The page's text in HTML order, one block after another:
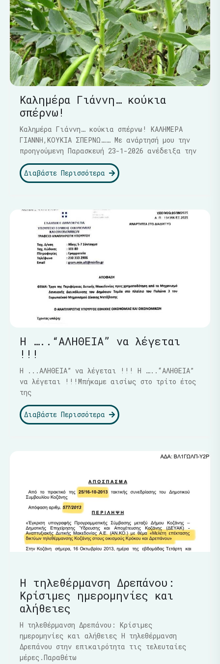
Καλημέρα Γιάννη… κούκια
σπέρνω!
Καλημέρα Γιάννη… κούκια σπέρνω! ΚΑΛΗΜΕΡΑ
ΓΙΑΝΝΗ,ΚΟΥΚΙΑ ΣΠΕΡΝΩ…… Με ανάρτησή μου την
προηγούμενη Παρασκευή 23-1-2026 ανέδειξα την
Διαβάστε Περισσότερα
Η …..“ΑΛΗΘΕΙΑ” να λέγεται
!!!
Η ...ΑΛΗΘΕΙΑ” να λέγεται !!! Η …..“ΑΛΗΘΕΙΑ”
να λέγεται !!!Μπήκαμε αισίως στο τρίτο έτος
της
Διαβάστε Περισσότερα
Η τηλεθέρμανση Δρεπάνου:
Κρίσιμες ημερομηνίες και
αλήθειες
Η τηλεθέρμανση Δρεπάνου: Κρίσιμες
ημερομηνίες και αλήθειες Η τηλεθέρμανση
Δρεπάνου στην επικαιρότητα τις τελευταίες
μέρες.Παραθέτω